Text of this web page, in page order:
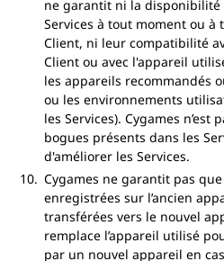
ne garantit ni la disponibilité
Services à tout moment ou
Client, ni leur compatibilité
Client ou avec l'appareil
les appareils recommandés
ou les environnements
les Services). Cygames n’est
bogues présents dans les
d'améliorer les Services.
Cygames ne garantit pas
enregistrées sur l’ancien
transférées vers le nouvel
remplace l’appareil utilisé
par un nouvel appareil en